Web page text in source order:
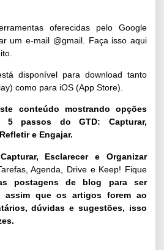
oferecidas pelo Google
um e-mail @gmail. Faça isso aqui
disponível para download tanto
como para iOS (App Store)
conteúdo mostrando opções
passos do GTD: Capturar,
e Engajar.
Esclarecer e Organizar
Agenda, Drive e Keep! Fique
postagens de blog para ser
assim que os artigos forem ao
dúvidas e sugestões, isso